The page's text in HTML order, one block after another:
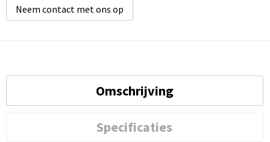
Neem contact met ons op
Omschrijving
Specificaties